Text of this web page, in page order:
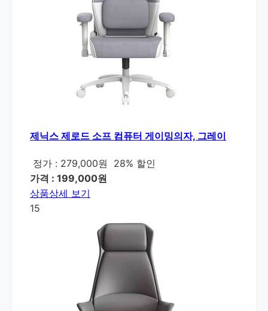
제닉스 제로드 소프 컴퓨터 게이밍의자, 그레이
정가 : 279,000원
28% 할인
가격 : 199,000원
상품상세 보기
15